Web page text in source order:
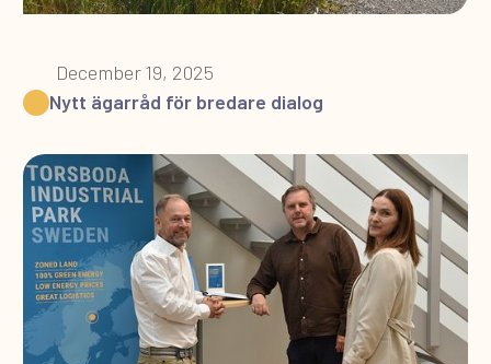
December 19, 2025
Nytt ägarråd för bredare dialog